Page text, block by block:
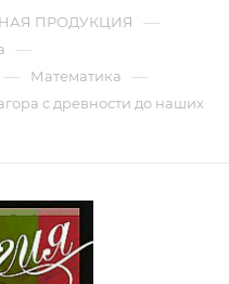
ПРОДУКЦИЯ —
—
— Математика —
с древности до наших